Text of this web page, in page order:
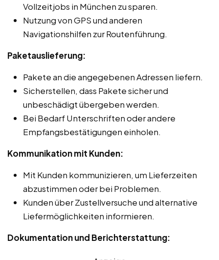
Vollzeitjobs in München zu sparen.
Nutzung von GPS und anderen
Navigationshilfen zur Routenführung.
Paketauslieferung:
Pakete an die angegebenen Adressen liefern.
Sicherstellen, dass Pakete sicher und
unbeschädigt übergeben werden.
Bei Bedarf Unterschriften oder andere
Empfangsbestätigungen einholen.
Kommunikation mit Kunden:
Mit Kunden kommunizieren, um Lieferzeiten
abzustimmen oder bei Problemen.
Kunden über Zustellversuche und alternative
Liefermöglichkeiten informieren.
Dokumentation und Berichterstattung: